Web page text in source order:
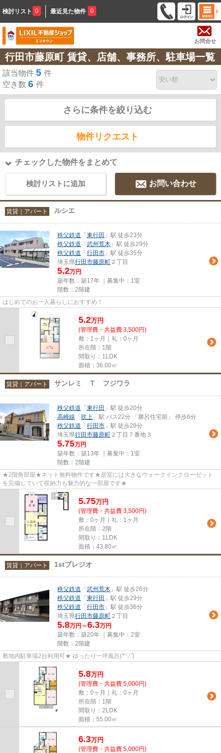
検討リスト 0 最近見た物件 0
お問合せ
行田市藤原町 賃貸、店舗、事務所、駐車場一覧
該当物件 5 件
空き数 6 件
さらに条件を絞り込む
物件リクエスト
チェックした物件をまとめて
検討リストに追加 お問い合わせ
賃貸｜アパート ルシエ
秩父鉄道 「 東行田 」駅 徒歩23分
秩父鉄道 「 武州荒木 」駅 徒歩29分
秩父鉄道 「 行田市 」駅 徒歩35分
埼玉県行田市藤原町 ２丁目
5.2万円
築年数：築17年 ｜募集中： 1室
階数：2階建
はじめてのお一人暮らしにおすすめ！
5.2万円
(管理費・共益費 3,500円)
敷：1ヶ月｜礼：0ヶ月
所在階：1階
間取り：1LDK
面積：36.00㎡
賃貸｜アパート サンレミ Ｔ フジワラ
秩父鉄道 「 東行田 」駅 徒歩20分
高崎線 「 吹上 」駅 バス22分 「勝呂住宅前」 停歩6分
秩父鉄道 「 行田市 」駅 徒歩29分
埼玉県行田市藤原町 ２丁目７番地３
5.75万円
築年数：築13年 ｜募集中： 1室
階数：2階建
★2階角部屋★ネット無料物件です★居室には大きなウォークインクローゼット
を完備していて収納力も魅力的な一部屋です★
5.75万円
(管理費・共益費 3,500円)
敷：0ヶ月｜礼：1ヶ月
所在階：2階
間取り：1LDK
面積：43.80㎡
賃貸｜アパート 1stプレジオ
秩父鉄道 「 武州荒木 」駅 徒歩26分
秩父鉄道 「 東行田 」駅 徒歩29分
秩父鉄道 「 行田市 」駅 徒歩36分
埼玉県行田市藤原町 ２丁目
5.8万円～6.3万円
築年数：築20年 ｜募集中： 2室
階数：2階建
敷地内駐車場2台利用可★ ゆったり一坪風呂(*'▽')
5.8万円
(管理費・共益費 5,000円)
敷：0ヶ月｜礼：0ヶ月
所在階：1階
間取り：2LDK
面積：55.00㎡
6.3万円
(管理費・共益費 5,000円)